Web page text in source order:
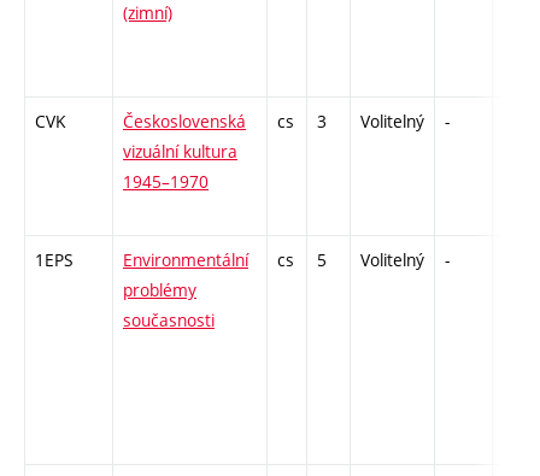
(zimní)
CVK
Československá
vizuální kultura
1945–1970
cs 3 Volitelný -
1EPS
Environmentální
problémy
současnosti
cs 5 Volitelný -